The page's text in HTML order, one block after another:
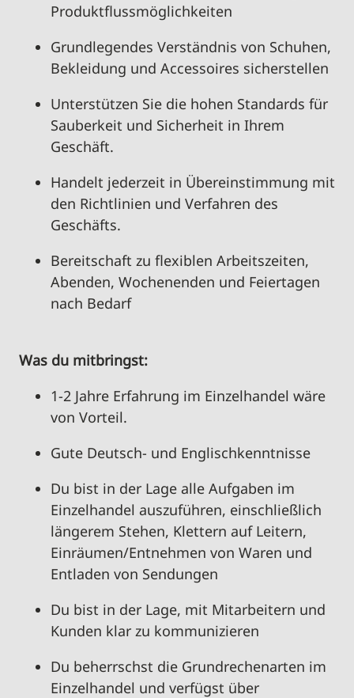
Produktflussmöglichkeiten
Grundlegendes Verständnis von Schuhen,
Bekleidung und Accessoires sicherstellen
Unterstützen Sie die hohen Standards für
Sauberkeit und Sicherheit in Ihrem
Geschäft.
Handelt jederzeit in Übereinstimmung mit
den Richtlinien und Verfahren des
Geschäfts.
Bereitschaft zu flexiblen Arbeitszeiten,
Abenden, Wochenenden und Feiertagen
nach Bedarf
Was du mitbringst:
1-2 Jahre Erfahrung im Einzelhandel wäre
von Vorteil.
Gute Deutsch- und Englischkenntnisse
Du bist in der Lage alle Aufgaben im
Einzelhandel auszuführen, einschließlich
längerem Stehen, Klettern auf Leitern,
Einräumen/Entnehmen von Waren und
Entladen von Sendungen
Du bist in der Lage, mit Mitarbeitern und
Kunden klar zu kommunizieren
Du beherrschst die Grundrechenarten im
Einzelhandel und verfügst über